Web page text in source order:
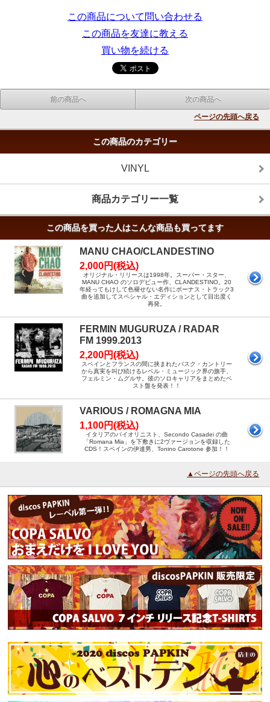
この商品について問い合わせる
この商品を友達に教える
買い物を続ける
前の商品へ 次の商品へ
ページの先頭へ戻る
この商品のカテゴリー
VINYL
商品カテゴリー一覧
この商品を買った人はこんな商品も買ってます
MANU CHAO/CLANDESTINO
2,000円(税込)
オリジナル・リリースは1998年。スーパー・スター、
MANU CHAO のソロデビュー作、CLANDESTINO。20
年経ってもけして色褪せない名作にボーナス・トラック3
曲を追加してスペシャル・エディションとして目出度く
再発。
FERMIN MUGURUZA / RADAR
FM 1999.2013
2,200円(税込)
スペインとフランスの間に挟まれたバスク・カントリー
から真実を叫び続けるレベル・ミュージック界の旗手、
フェルミン・ムグルサ。彼のソロキャリアをまとめたベ
スト盤を発表！！
VARIOUS / ROMAGNA MIA
1,100円(税込)
イタリアのバイオリニスト、Secondo Casadei の曲
「Romana Mia」を下敷きに2ヴァージョンを収録した
CDS！スペインの伊達男、Tonino Carotone 参加！！
▲ページの先頭へ戻る